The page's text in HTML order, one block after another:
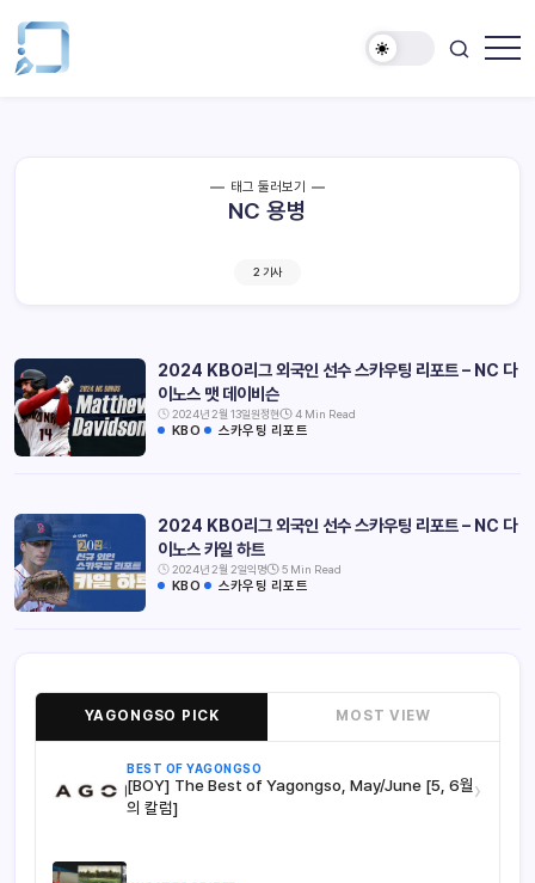
태그 둘러보기
NC 용병
2 기사
2024 KBO리그 외국인 선수 스카우팅 리포트 – NC 다
이노스 맷 데이비슨
2024년 2월 13일원정현 4 Min Read
KBO 스카우팅 리포트
2024 KBO리그 외국인 선수 스카우팅 리포트 – NC 다
이노스 카일 하트
2024년 2월 2일익명 5 Min Read
KBO 스카우팅 리포트
YAGONGSO PICK MOST VIEW
BEST OF YAGONGSO
[BOY] The Best of Yagongso, May/June [5, 6월
의 칼럼]
›